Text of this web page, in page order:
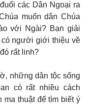
các Dân Ngoại ra
muốn dân Chúa
với Ngài? Bạn giải
có người giới thiệu về
rất linh?
những dân tộc sống
có rất nhiều cách
ma thuật để tìm biết ý